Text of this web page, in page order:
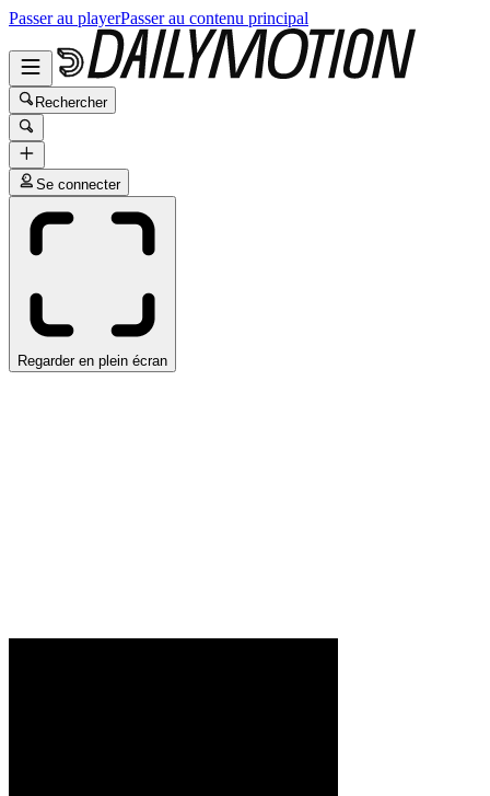
Passer au playerPasser au contenu principal
Rechercher
Se connecter
Regarder en plein écran